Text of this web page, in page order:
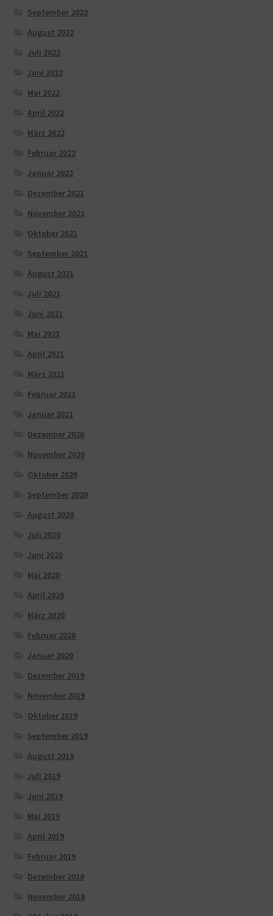
September 2022
August 2022
Juli 2022
Juni 2022
Mai 2022
April 2022
März 2022
Februar 2022
Januar 2022
Dezember 2021
November 2021
Oktober 2021
September 2021
August 2021
Juli 2021
Juni 2021
Mai 2021
April 2021
März 2021
Februar 2021
Januar 2021
Dezember 2020
November 2020
Oktober 2020
September 2020
August 2020
Juli 2020
Juni 2020
Mai 2020
April 2020
März 2020
Februar 2020
Januar 2020
Dezember 2019
November 2019
Oktober 2019
September 2019
August 2019
Juli 2019
Juni 2019
Mai 2019
April 2019
Februar 2019
Dezember 2018
November 2018